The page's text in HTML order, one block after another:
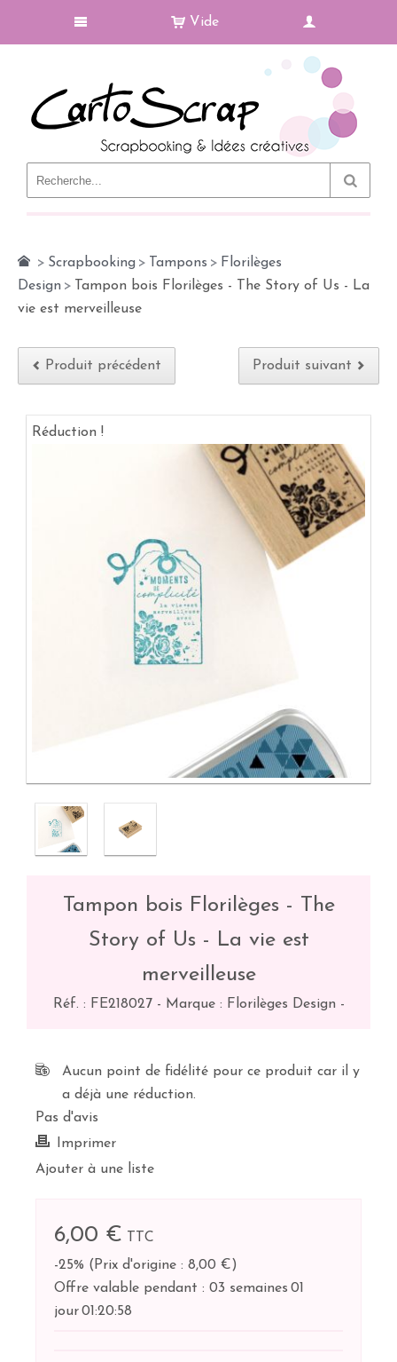
Vide
> Scrapbooking > Tampons > Florilèges
Design >
Tampon bois Florilèges - The Story of Us - La
vie est merveilleuse
Produit précédent Produit suivant
Réduction !
Tampon bois Florilèges - The
Story of Us - La vie est
merveilleuse
Réf. : FE218027- Marque : Florilèges Design -
Aucun point de fidélité pour ce produit car il y
a déjà une réduction.
Pas d'avis
Imprimer
Ajouter à une liste
6,00 €
TTC
-25% ( Prix d'origine : 8,00 €)
Offre valable pendant : 03 semaines 01
jour01:20:57